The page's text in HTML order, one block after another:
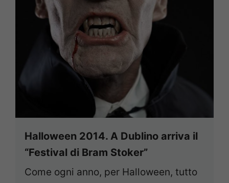
Halloween 2014. A Dublino arriva il
“Festival di Bram Stoker”
Come ogni anno, per Halloween, tutto